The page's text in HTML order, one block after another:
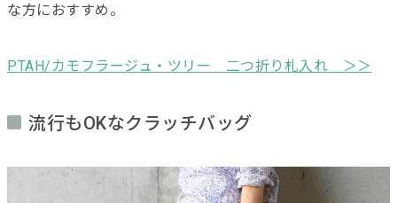
な方におすすめ。
PTAH/カモフラージュ・ツリー 二つ折り札入れ ＞＞
流行もOKなクラッチバッグ